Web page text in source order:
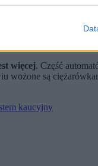
się z wnioskiem o
proc.
i Środowiska, przed
kaucje mają
więcej. Część
wożone są
kaucyjny